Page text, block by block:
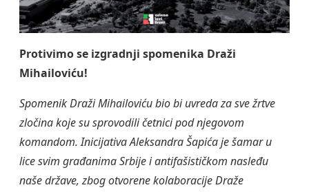
Protivimo se izgradnji spomenika Draži
Mihailoviću!
Spomenik Draži Mihailoviću bio bi uvreda za sve žrtve
zločina koje su sprovodili četnici pod njegovom
komandom. Inicijativa Aleksandra Šapića je šamar u
lice svim građanima Srbije i antifašističkom nasleđu
naše države, zbog otvorene kolaboracije Draže